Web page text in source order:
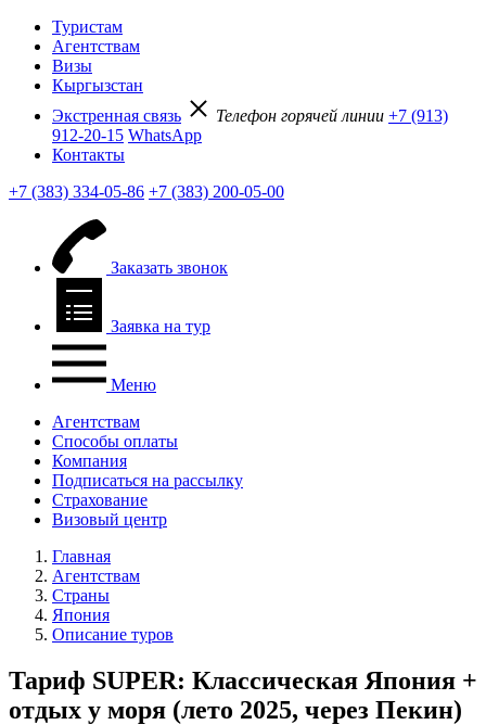
Туристам
Агентствам
Визы
Кыргызстан
Экстренная связь
Телефон горячей линии +7 (913)
912-20-15 WhatsApp
Контакты
+7 (383) 334-05-86 +7 (383) 200-05-00
Заказать звонок
Заявка на тур
Меню
Агентствам
Способы оплаты
Компания
Подписаться на рассылку
Страхование
Визовый центр
Главная
Агентствам
Страны
Япония
Описание туров
Тариф SUPER: Классическая Япония +
отдых у моря (лето 2025, через Пекин)